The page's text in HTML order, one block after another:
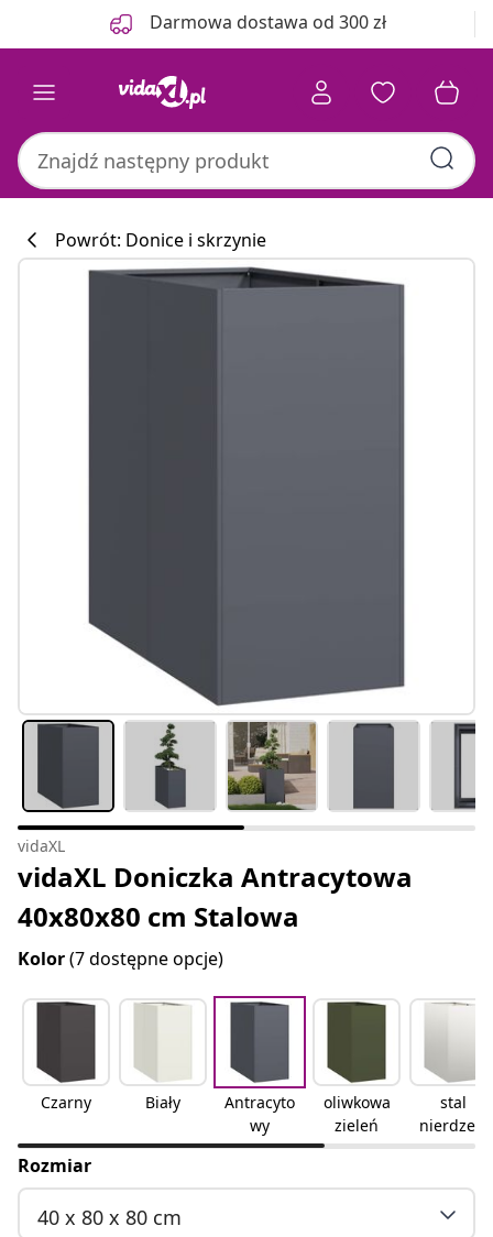
Darmowa dostawa od 300 zł
Powrót: Donice i skrzynie
vidaXL
vidaXL Doniczka Antracytowa
40x80x80 cm Stalowa
Kolor(7 dostępne opcje)
Czarny Biały
Antracyto
wy
oliwkowa
zieleń
stal
nierdzew
na
Rozmiar
40 x 80 x 80 cm